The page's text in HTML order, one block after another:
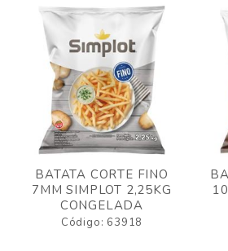
BATATA CORTE FINO
7MM SIMPLOT 2,25KG
CONGELADA
Código: 63918